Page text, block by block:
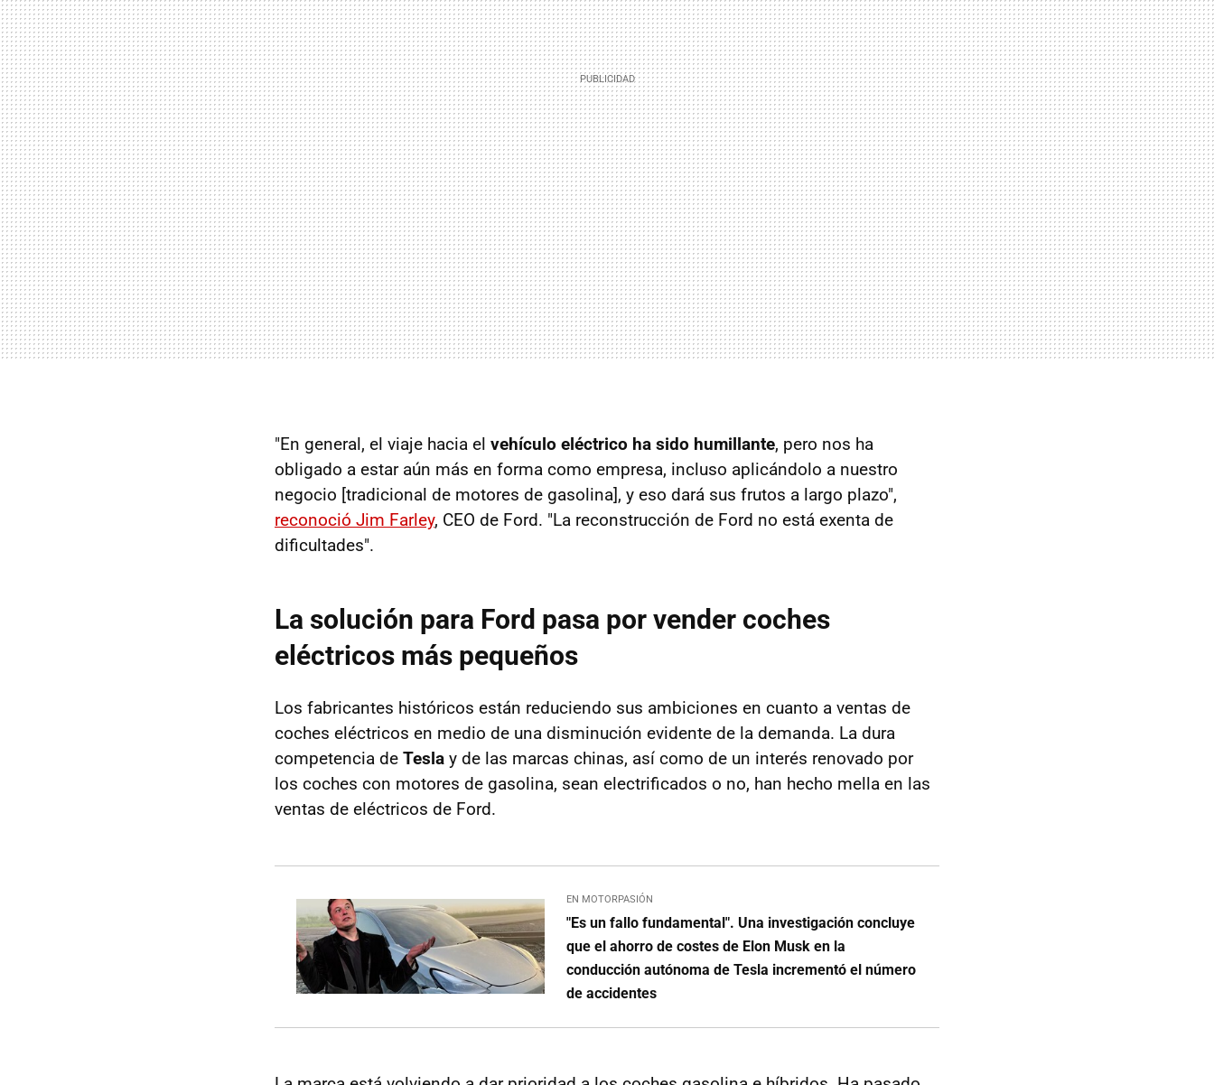
"En general, el viaje hacia el vehículo eléctrico ha sido humillante, pero nos ha
obligado a estar aún más en forma como empresa, incluso aplicándolo a nuestro
negocio [tradicional de motores de gasolina], y eso dará sus frutos a largo plazo",
reconoció Jim Farley, CEO de Ford. "La reconstrucción de Ford no está exenta de
dificultades".
La solución para Ford pasa por vender coches
eléctricos más pequeños
Los fabricantes históricos están reduciendo sus ambiciones en cuanto a ventas de
coches eléctricos en medio de una disminución evidente de la demanda. La dura
competencia de Tesla y de las marcas chinas, así como de un interés renovado por
los coches con motores de gasolina, sean electrificados o no, han hecho mella en las
ventas de eléctricos de Ford.
EN MOTORPASIÓN
"Es un fallo fundamental". Una investigación concluye
que el ahorro de costes de Elon Musk en la
conducción autónoma de Tesla incrementó el número
de accidentes